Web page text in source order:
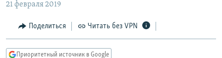
Вернутся
МНЕНИЯ
КУЛЬТУРА
21 февраля 2019
Поделиться Читать без VPN
Приоритетный источник в Google